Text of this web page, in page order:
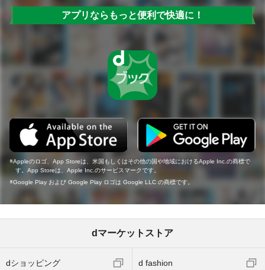
アプリならもっと便利で快適に！
Appleのロゴ、App Storeは、米国もしくはその他の国や地域におけるApple Inc.の商標で
す。App Storeは、Apple Inc.のサービスマークです。
Google Play および Google Play ロゴは Google LLC の商標です。
dマーケットストア
dショッピング d fashion